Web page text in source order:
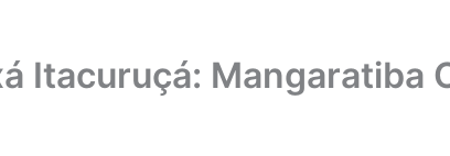
Itacuruçá: Mangaratiba